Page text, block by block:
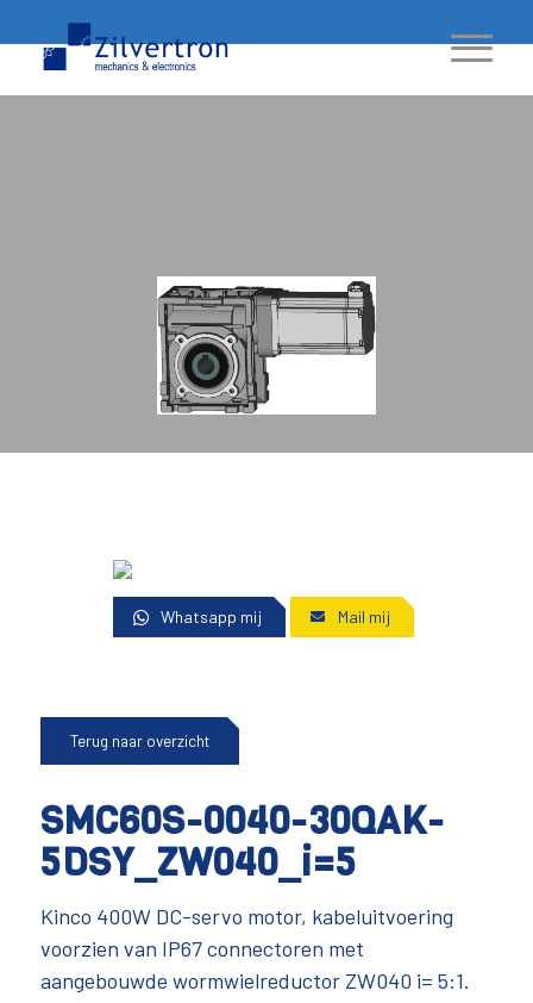
Whatsapp mij Mail mij
Terug naar overzicht
SMC60S-0040-30QAK-
5DSY_ZW040_i=5
Kinco 400W DC-servo motor, kabeluitvoering
voorzien van IP67 connectoren met
aangebouwde wormwielreductor ZW040 i= 5:1.